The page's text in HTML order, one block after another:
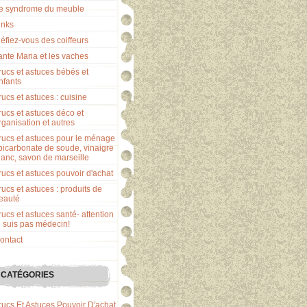
syndrome du meuble
vous des coiffeurs
Maria et les vaches
et astuces bébés et
et astuces : cuisine
et astuces déco et
et autres
et astuces pour le ménage
de soude, vinaigre
savon de marseille
et astuces pouvoir d'achat
et astuces : produits de
et astuces santé- attention
suis pas médecin!
CATÉGORIES
Et Astuces Pouvoir D'achat